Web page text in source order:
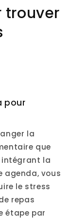
trouver
pour
la
que
intégrant la
agenda, vous
le stress
repas
étape par